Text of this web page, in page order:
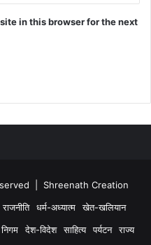
in this browser for the next
| Shreenath Creation
राजनीति धर्म-अध्यात्म
खेत-खलियान
देश-विदेश साहित्य पर्यटन
राज्य